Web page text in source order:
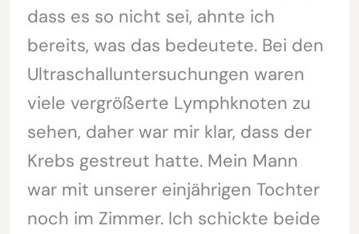
dass es so nicht sei, ahnte ich
bereits, was das bedeutete. Bei den
Ultraschalluntersuchungen waren
viele vergrößerte Lymphknoten zu
sehen, daher war mir klar, dass der
Krebs gestreut hatte. Mein Mann
war mit unserer einjährigen Tochter
noch im Zimmer. Ich schickte beide